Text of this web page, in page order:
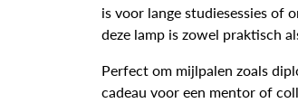
is voor lange studiesessies of
deze lamp is zowel praktisch
Perfect om mijlpalen zoals
cadeau voor een mentor of